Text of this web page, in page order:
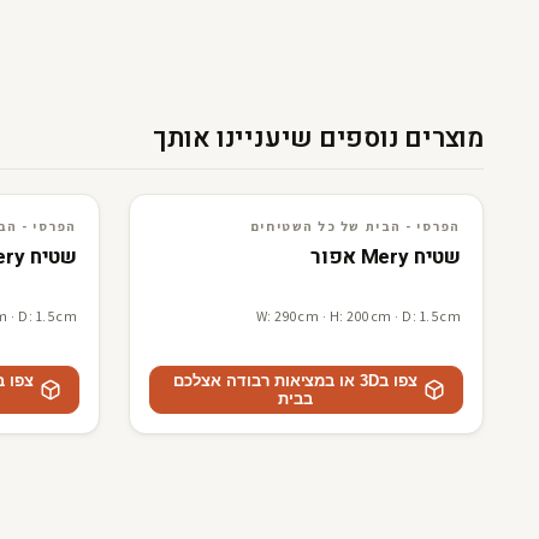
מוצרים נוספים שיעניינו אותך
3D · AR הפרסי - הבית של כל השטיחים
הפרסי - הבית של כל השטיחים
שטיח Mery אפור
W: 290cm · H: 200cm · D: 1.5cm
צפו ב3D או במציאות רבודה אצלכם
בבית
3D · AR הפרסי - הבית של כל השטיחים הפרסי -
שטיח Mery בז
· D: 1.5cm